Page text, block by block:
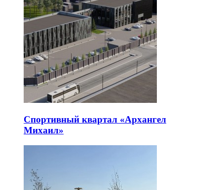
Спортивный квартал «Архангел
Михаил»